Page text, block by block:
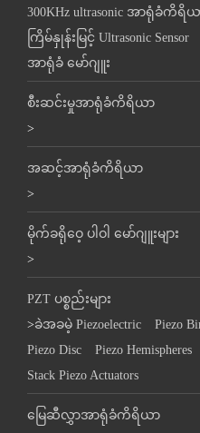
300KHz ultrasonic အာရုံခံကိရိ
ကြိမ်နှုန်းမြင့် Ultrasonic Sensor
အာရုံခံ မော်ဂျူး
စီးဆင်းမှုအာရုံခံကိရိယာ
>
အဆင့်အာရုံခံကိရိယာ
>
မိုက်ခရိုဝေ့ ပါဝါ မော်ဂျူးများ
>
PZT ပစ္စည်းများ
>ခဲအခမဲ့ Piezoelectric Piezo
Piezo Disc
Piezo Hemispheres
Stack Piezo Actuators
မြေဆီလွှာအာရုံခံကိရိယာ